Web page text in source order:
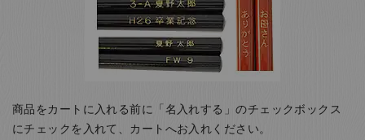
商品をカートに入れる前に「名入れする」のチェックボックス
にチェックを入れて、カートへお入れください。